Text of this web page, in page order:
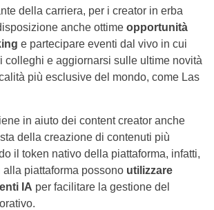
della carriera, per i creator in erba
anche ottime opportunità
e partecipare eventi dal vivo in cui
colleghi e aggiornarsi sulle ultime novità
più esclusive del mondo, come Las
in aiuto dei content creator anche
della creazione di contenuti più
il token nativo della piattaforma, infatti,
alla piattaforma possono utilizzare
IA per facilitare la gestione del